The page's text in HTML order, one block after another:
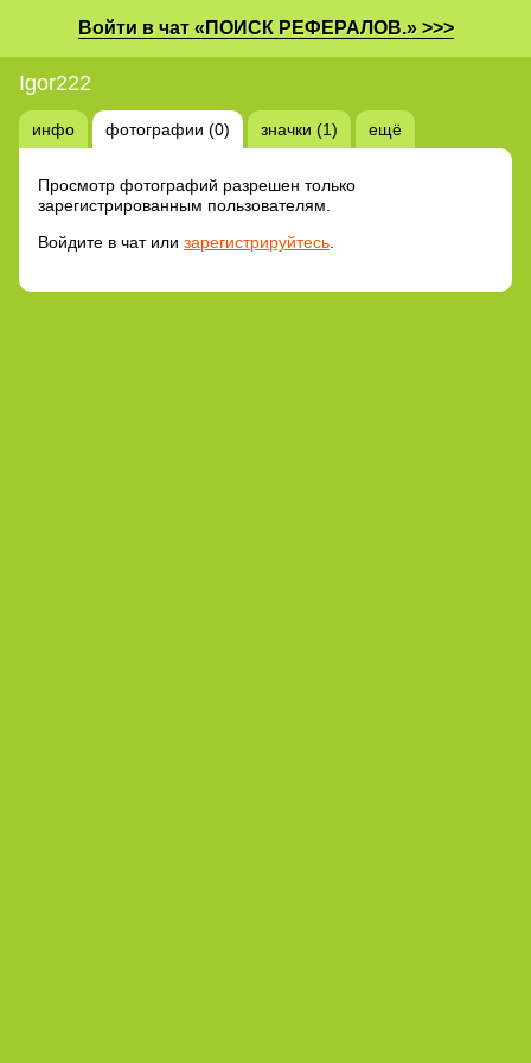
Войти в чат «ПОИСК РЕФЕРАЛОВ.» >>>
Igor222
инфо фотографии (0) значки (1) ещё
Просмотр фотографий разрешен только
зарегистрированным пользователям.
Войдите в чат или зарегистрируйтесь